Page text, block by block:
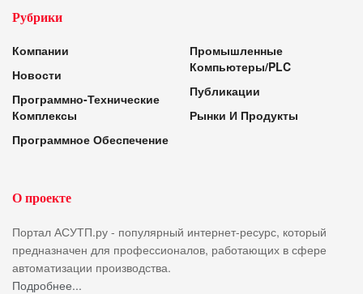
Рубрики
Компании
Новости
Программно-Технические
Комплексы
Программное Обеспечение
Промышленные
Компьютеры/PLC
Публикации
Рынки И Продукты
О проекте
Портал АСУТП.ру - популярный интернет-ресурс, который
предназначен для профессионалов, работающих в сфере
автоматизации производства.
Подробнее...